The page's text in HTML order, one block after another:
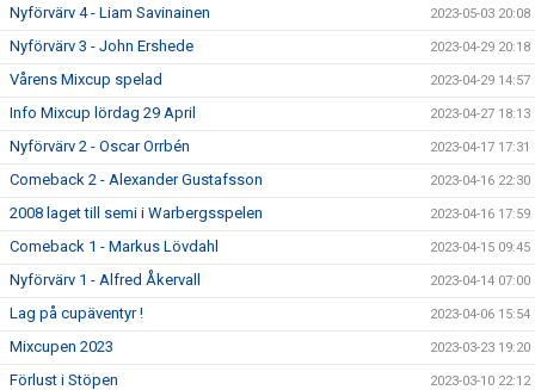
Nyförvärv 4 - Liam Savinainen 2023-05-03 20:08
Nyförvärv 3 - John Ershede 2023-04-29 20:18
Vårens Mixcup spelad 2023-04-29 14:57
Info Mixcup lördag 29 April 2023-04-27 18:13
Nyförvärv 2 - Oscar Orrbén 2023-04-17 17:31
Comeback 2 - Alexander Gustafsson 2023-04-16 22:30
2008 laget till semi i Warbergsspelen 2023-04-16 17:59
Comeback 1 - Markus Lövdahl 2023-04-15 09:45
Nyförvärv 1 - Alfred Åkervall 2023-04-14 07:00
Lag på cupäventyr ! 2023-04-06 15:54
Mixcupen 2023 2023-03-23 19:20
Förlust i Stöpen 2023-03-10 22:12